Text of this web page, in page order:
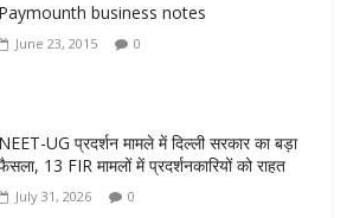
Paymounth business notes
June 23, 2015 0
NEET-UG प्रदर्शन मामले में दिल्ली सरकार का बड़ा
13 FIR मामलों में प्रदर्शनकारियों को राहत
July 31, 2026 0